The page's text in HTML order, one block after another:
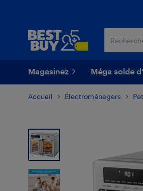
Magasinez Méga solde
Accueil Électroménagers